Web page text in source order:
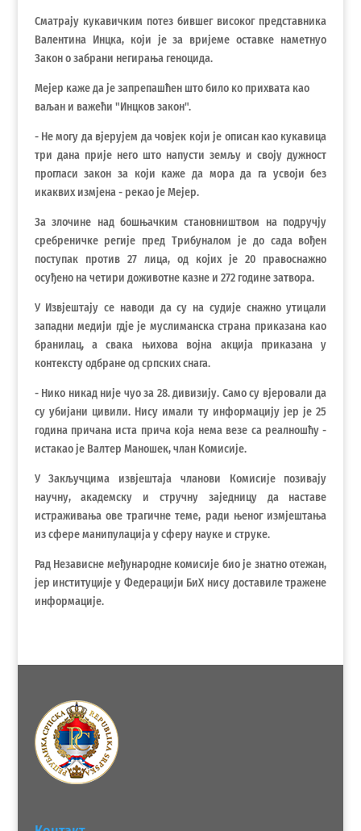
Сматрају кукавичким потез бившег високог представника
Валентина Инцка, који је за вријеме оставке наметнуо
Закон о забрани негирања геноцида.
Мејер каже да је запрепашћен што било ко прихвата као
ваљан и важећи "Инцков закон".
- Не могу да вјерујем да човјек који је описан као кукавица
три дана прије него што напусти земљу и своју дужност
прогласи закон за који каже да мора да га усвоји без
икаквих измјена - рекао је Мејер.
За злочине над бошњачким становништвом на подручју
сребреничке регије пред Трибуналом је до сада вођен
поступак против 27 лица, од којих је 20 правоснажно
осуђено на четири доживотне казне и 272 године затвора.
У Извјештају се наводи да су на судије снажно утицали
западни медији гдје је муслиманска страна приказана као
бранилац, а свака њихова војна акција приказана у
контексту одбране од српских снага.
- Нико никад није чуо за 28. дивизију. Само су вјеровали да
су убијани цивили. Нису имали ту информацију јер је 25
година причана иста прича која нема везе са реалношћу -
истакао је Валтер Маношек, члан Комисије.
У Закључцима извјештаја чланови Комисије позивају
научну, академску и стручну заједницу да наставе
истраживања ове трагичне теме, ради њеног измјештања
из сфере манипулација у сферу науке и струке.
Рад Независне међународне комисије био је знатно отежан,
јер институције у Федерацији БиХ нису доставиле тражене
информације.